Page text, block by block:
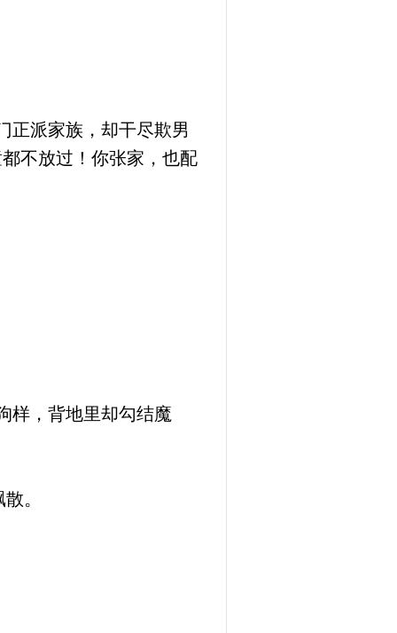
正派家族，却干尽欺男
不放过！你张家，也配
样，背地里却勾结魔
。